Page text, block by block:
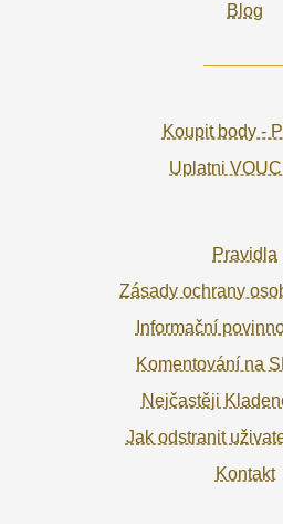
Blog
Koupit body -
Uplatni
Pravidla
Zásady ochrany
Informační
Komentování na
Nejčastěji
Jak odstranit
Kontakt